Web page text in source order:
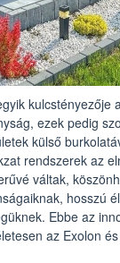
kulcstényezője
ezek pedig
külső
rendszerek az
váltak,
hosszú
Ebbe az
az Exolon